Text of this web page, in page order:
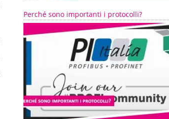
Perché sono importanti i protocolli?